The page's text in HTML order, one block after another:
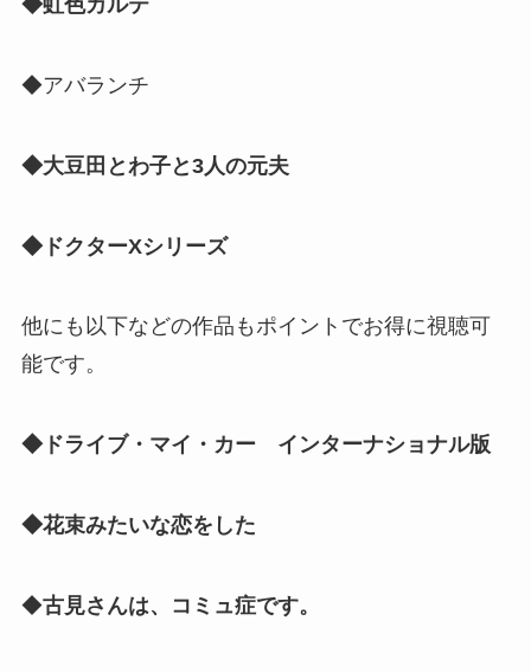
◆虹色カルテ
◆アバランチ
◆大豆田とわ子と3人の元夫
◆ドクターXシリーズ
他にも以下などの作品もポイントでお得に視聴可
能です。
◆ドライブ・マイ・カー インターナショナル版
◆花束みたいな恋をした
◆古見さんは、コミュ症です。